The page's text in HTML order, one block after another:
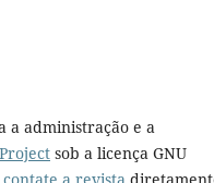
a administração e a
sob a licença GNU